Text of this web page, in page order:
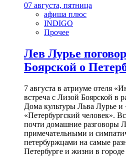
07 августа, пятница
афиша плюс
INDIGO
Прочее
Лев Лурье
Боярской о
7 августа в атриуме отеля
встреча с Лизой Боярской в
Дома культуры Льва Лурье
«Петербургский человек».
почти домашние разговоры
примечательными и
петербуржцами на самые
Петербурге и жизни в